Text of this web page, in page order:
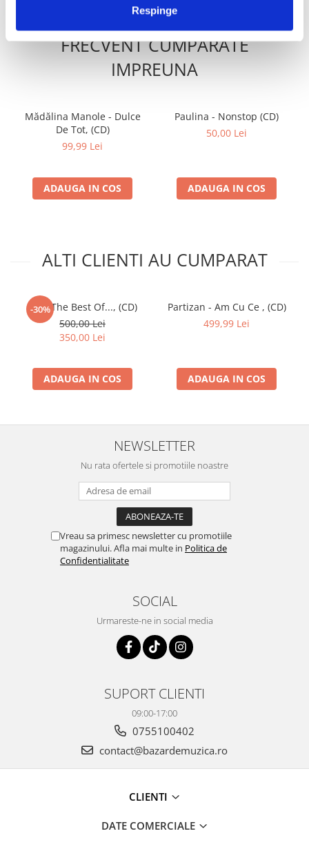
Respinge
FRECVENT CUMPARATE
IMPREUNA
Mădălina Manole - Dulce
De Tot, (CD)
99,99 Lei
ADAUGA IN COS
Paulina - Nonstop (CD)
50,00 Lei
ADAUGA IN COS
ALTI CLIENTI AU CUMPARAT
-30%
Iris - The Best Of..., (CD)
500,00 Lei
350,00 Lei
ADAUGA IN COS
Partizan - Am Cu Ce , (CD)
499,99 Lei
ADAUGA IN COS
NEWSLETTER
Nu rata ofertele si promotiile noastre
Vreau sa primesc newsletter cu promotiile
magazinului. Afla mai multe in Politica de
Confidentialitate
SOCIAL
Urmareste-ne in social media
SUPORT CLIENTI
09:00-17:00
0755100402
contact@bazardemuzica.ro
CLIENTI
DATE COMERCIALE